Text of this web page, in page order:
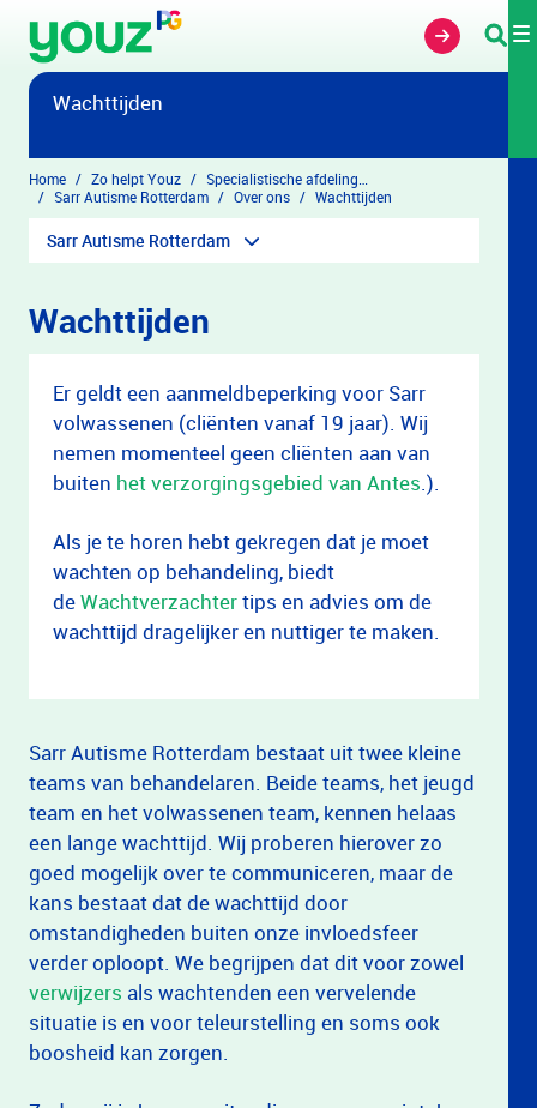
Overslaan en naar hoofdinhoud gaan
Wachttijden
Home Zo helpt Youz
Sarr Autisme Rotterdam
Over ons Wachttijden
Sarr Autisme Rotterdam
Wachttijden
Er geldt een aanmeldbeperking voor Sarr
volwassenen (cliënten vanaf 19 jaar). Wij
nemen momenteel geen cliënten aan van
buiten het verzorgingsgebied van Antes.).
Als je te horen hebt gekregen dat je moet
wachten op behandeling, biedt
deWachtverzachtertips en advies om de
wachttijd dragelijker en nuttiger te maken.
Sarr Autisme Rotterdam bestaat uit twee kleine
teams van behandelaren. Beide teams, het jeugd
team en het volwassenen team, kennen helaas
een lange wachttijd. Wij proberen hierover zo
goed mogelijk over te communiceren, maar de
kans bestaat dat de wachttijd door
omstandigheden buiten onze invloedsfeer
verder oploopt. We begrijpen dat dit voor zowel
verwijzers als wachtenden een vervelende
situatie is en voor teleurstelling en soms ook
boosheid kan zorgen.